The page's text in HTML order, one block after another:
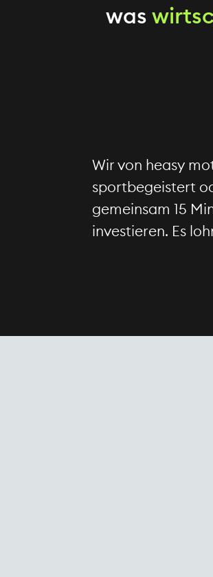
was
Wir von heasy
sportbegeistert
gemeinsam 15
investieren. Es